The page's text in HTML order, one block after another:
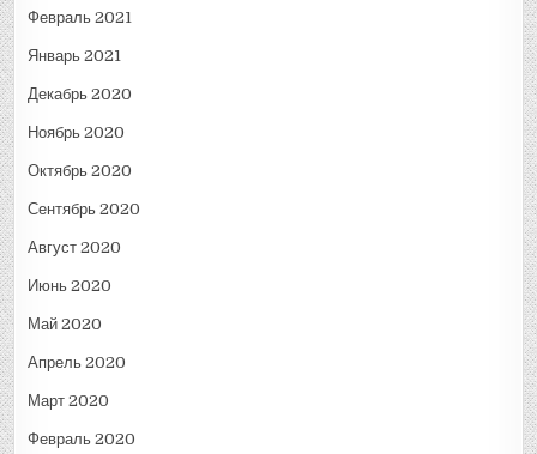
Февраль 2021
Январь 2021
Декабрь 2020
Ноябрь 2020
Октябрь 2020
Сентябрь 2020
Август 2020
Июнь 2020
Май 2020
Апрель 2020
Март 2020
Февраль 2020